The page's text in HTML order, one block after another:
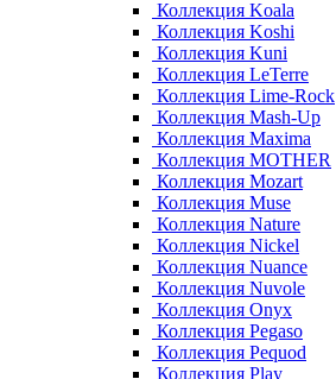
Коллекция Koala
Коллекция Koshi
Коллекция Kuni
Коллекция LeTerre
Коллекция Lime-Rock
Коллекция Mash-Up
Коллекция Maxima
Коллекция MOTHER
Коллекция Mozart
Коллекция Muse
Коллекция Nature
Коллекция Nickel
Коллекция Nuance
Коллекция Nuvole
Коллекция Onyx
Коллекция Pegaso
Коллекция Pequod
Коллекция Play